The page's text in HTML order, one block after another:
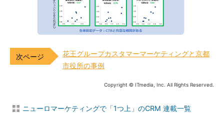
花王グループカスタマーマーケティングと京都
市役所の事例
Copyright © ITmedia, Inc. All Rights Reserved.
ニューロマーケティングで「1つ上」のCRM 連載一覧